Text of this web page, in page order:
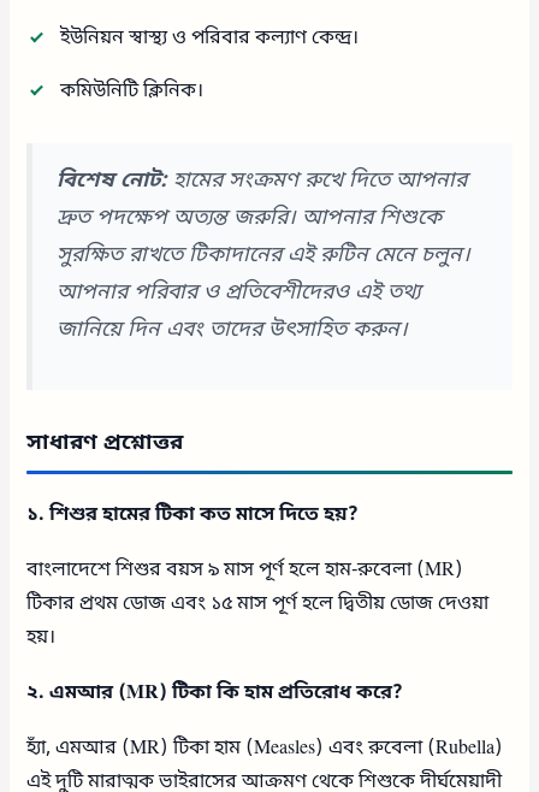
ইউনিয়ন স্বাস্থ্য ও পরিবার কল্যাণ কেন্দ্র।
কমিউনিটি ক্লিনিক।
বিশেষ নোট:হামের সংক্রমণ রুখে দিতে আপনার
দ্রুত পদক্ষেপ অত্যন্ত জরুরি। আপনার শিশুকে
সুরক্ষিত রাখতে টিকাদানের এই রুটিন মেনে চলুন।
আপনার পরিবার ও প্রতিবেশীদেরও এই তথ্য
জানিয়ে দিন এবং তাদের উৎসাহিত করুন।
সাধারণ প্রশ্নোত্তর
১. শিশুর হামের টিকা কত মাসে দিতে হয়?
বাংলাদেশে শিশুর বয়স ৯ মাস পূর্ণ হলে হাম-রুবেলা (MR)
টিকার প্রথম ডোজ এবং ১৫ মাস পূর্ণ হলে দ্বিতীয় ডোজ দেওয়া
হয়।
২. এমআর (MR) টিকা কি হাম প্রতিরোধ করে?
হ্যাঁ, এমআর (MR) টিকা হাম (Measles) এবং রুবেলা (Rubella)
এই দুটি মারাত্মক ভাইরাসের আক্রমণ থেকে শিশুকে দীর্ঘমেয়াদী